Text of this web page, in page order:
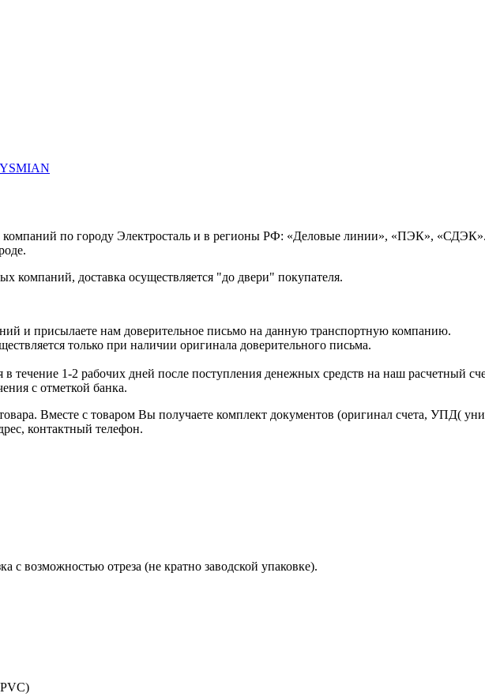
компаний по городу Электросталь и в регионы РФ: «Деловые линии», «ПЭК»,
доставка осуществляется "до двери" покупателя.
и присылаете нам доверительное письмо на данную транспортную компанию.
только при наличии оригинала доверительного письма.
течение 1-2 рабочих дней после поступления денежных средств на наш расчетный
с отметкой банка.
Вместе с товаром Вы получаете комплект документов (оригинал счета, УПД(
контактный телефон.
с возможностью отреза (не кратно заводской упаковке).